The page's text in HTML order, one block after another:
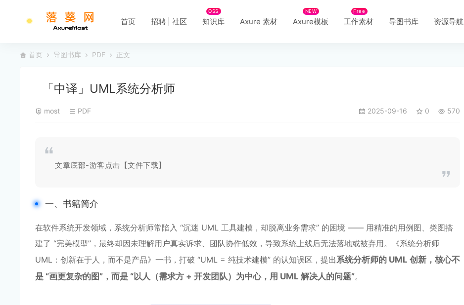
首页 招聘 | 社区 知识库
OSS
Axure 素材 Axure模板
NEW
工作素材
Free
导图书库 资源导航
首页 导图书库 PDF 正文
「中译」UML系统分析师
most PDF 2025-09-16 0 570
文章底部-游客点击【文件下载】
一、书籍简介
在软件系统开发领域，系统分析师常陷入 “沉迷 UML 工具建模，却脱离业务需求” 的困境 —— 用精准的用例图、类图搭
建了 “完美模型”，最终却因未理解用户真实诉求、团队协作低效，导致系统上线后无法落地或被弃用。《系统分析师
UML：创新在于人，而不是产品》一书，打破 “UML = 纯技术建模” 的认知误区，提出系统分析师的 UML 创新，核心不
是 “画更复杂的图”，而是 “以人（需求方 + 开发团队）为中心，用 UML 解决人的问题”。